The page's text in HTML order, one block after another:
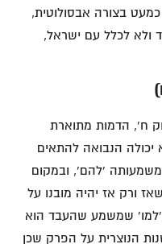
בצורה אבסולוטית,
ולא לכלל עם ישראל,
ח', הדמות מתוארת
יכולה הנבואה להתאים
משמעותה 'להם', ובמקום
ורק אז יהיה מובנו על
'למו' שמשמע שהעבד הוא
הנוצרית על הפרק שכן